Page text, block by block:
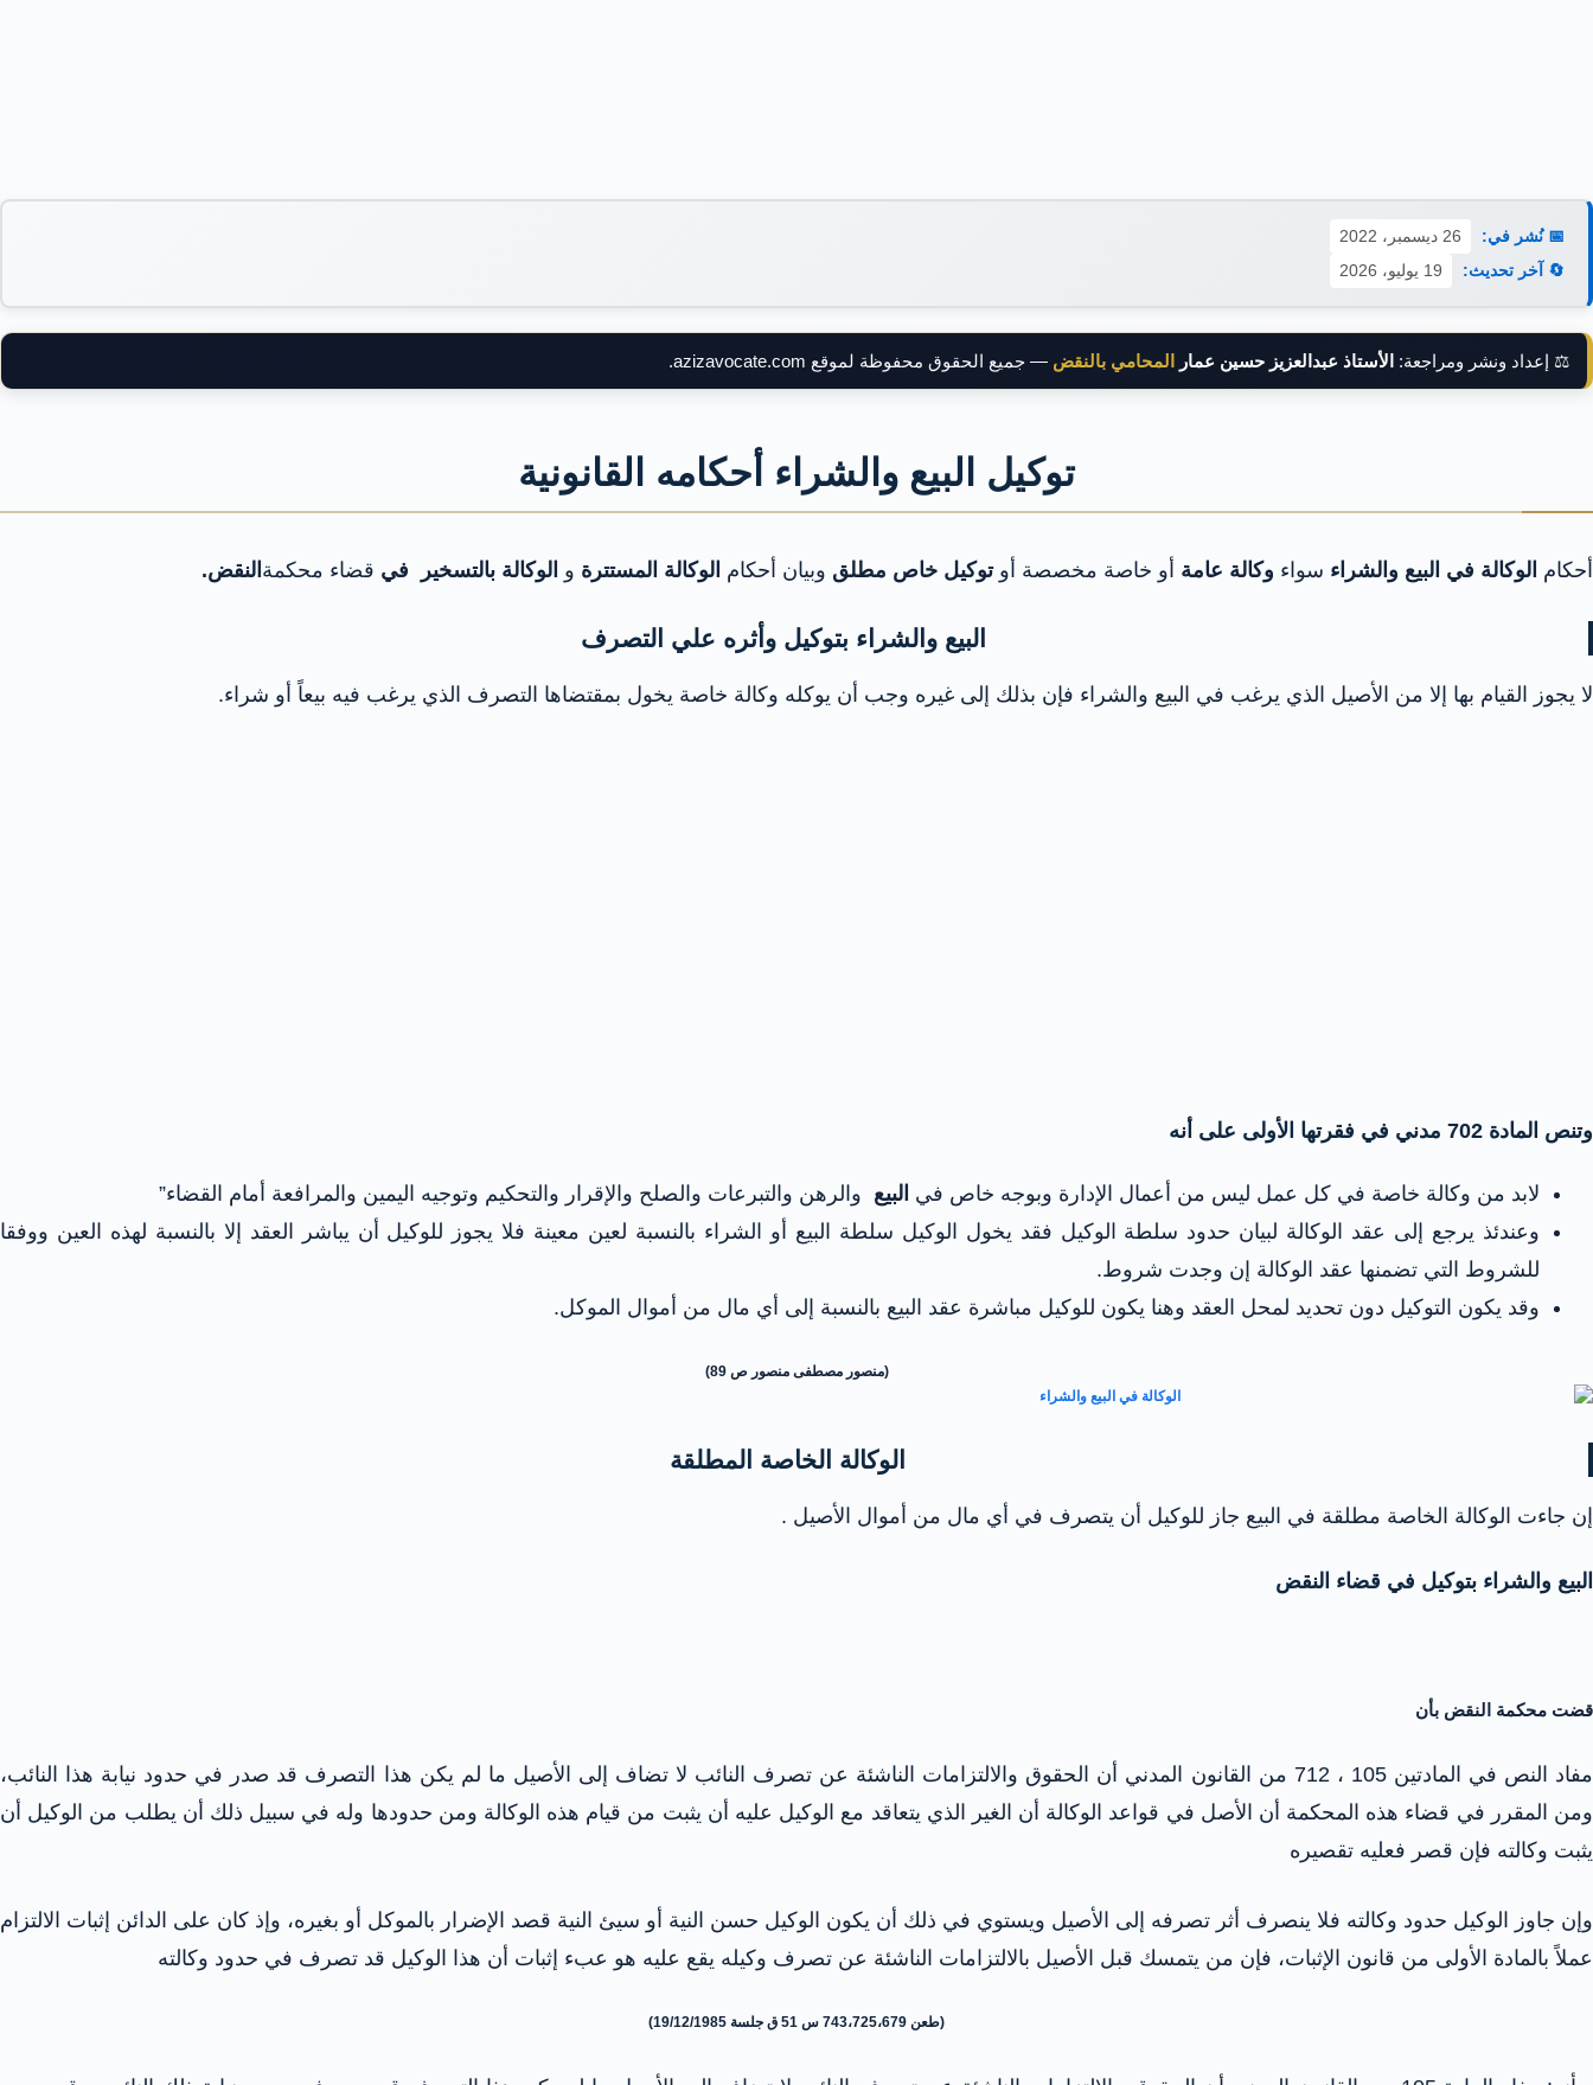
📅 نُشر في:
26 ديسمبر، 2022
🔄 آخر تحديث:
19 يوليو، 2026
⚖️ إعداد ونشر ومراجعة: الأستاذ عبدالعزيز حسين عمار المحامي بالنقض — جميع الحقوق محفوظة لموقع azizavocate.com.
توكيل البيع والشراء أحكامه القانونية
أحكام الوكالة في البيع والشراء سواء وكالة عامة أو خاصة مخصصة أوتوكيل خاص مطلق وبيان أحكام الوكالة المستترة و الوكالة بالتسخير في قضاء محكمة النقض.
البيع والشراء بتوكيل وأثره علي التصرف
لا يجوز القيام بها إلا من الأصيل الذي يرغب في البيع والشراء فإن بذلك إلى غيره وجب أن يوكله وكالة خاصة يخول بمقتضاها التصرف الذي يرغب فيه بيعاً أو شراء.
وتنص المادة 702 مدني في فقرتها الأولى على أنه
لابد من وكالة خاصة في كل عمل ليس من أعمال الإدارة وبوجه خاص في البيع والرهن والتبرعات والصلح والإقرار والتحكيم وتوجيه اليمين والمرافعة أمام القضاء”
وعندئذ يرجع إلى عقد الوكالة لبيان حدود سلطة الوكيل فقد يخول الوكيل سلطة البيع أو الشراء بالنسبة لعين معينة فلا يجوز للوكيل أن يباشر العقد إلا بالنسبة لهذه العين ووفقا
للشروط التي تضمنها عقد الوكالة إن وجدت شروط.
وقد يكون التوكيل دون تحديد لمحل العقد وهنا يكون للوكيل مباشرة عقد البيع بالنسبة إلى أي مال من أموال الموكل.
(منصور مصطفى منصور ص 89)
الوكالة الخاصة المطلقة
إن جاءت الوكالة الخاصة مطلقة في البيع جاز للوكيل أن يتصرف في أي مال من أموال الأصيل .
البيع والشراء بتوكيل في قضاء النقض
قضت محكمة النقض بأن
مفاد النص في المادتين 105 ، 712 من القانون المدني أن الحقوق والالتزامات الناشئة عن تصرف النائب لا تضاف إلى الأصيل ما لم يكن هذا التصرف قد صدر في حدود نيابة هذا النائب،
ومن المقرر في قضاء هذه المحكمة أن الأصل في قواعد الوكالة أن الغير الذي يتعاقد مع الوكيل عليه أن يثبت من قيام هذه الوكالة ومن حدودها وله في سبيل ذلك أن يطلب من الوكيل أن
يثبت وكالته فإن قصر فعليه تقصيره
وإن جاوز الوكيل حدود وكالته فلا ينصرف أثر تصرفه إلى الأصيل ويستوي في ذلك أن يكون الوكيل حسن النية أو سيئ النية قصد الإضرار بالموكل أو بغيره، وإذ كان على الدائن إثبات الالتزام
عملاً بالمادة الأولى من قانون الإثبات، فإن من يتمسك قبل الأصيل بالالتزامات الناشئة عن تصرف وكيله يقع عليه هو عبء إثبات أن هذا الوكيل قد تصرف في حدود وكالته
(طعن 743،725،679 س 51 ق جلسة 19/12/1985)